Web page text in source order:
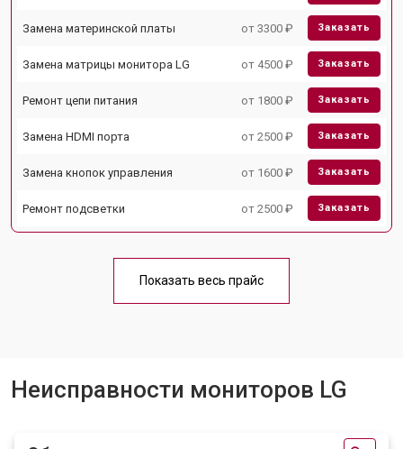
Замена материнской платы от 3300 ₽ Заказать
Замена матрицы монитора LG от 4500 ₽ Заказать
Ремонт цепи питания от 1800 ₽ Заказать
Замена HDMI порта от 2500 ₽ Заказать
Замена кнопок управления от 1600 ₽ Заказать
Ремонт подсветки от 2500 ₽ Заказать
Показать весь прайс
Неисправности мониторов LG